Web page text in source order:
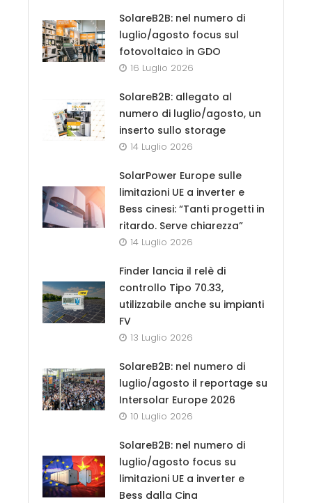
SolareB2B: nel numero di
luglio/agosto focus sul
fotovoltaico in GDO
16 Luglio 2026
SolareB2B: allegato al
numero di luglio/agosto, un
inserto sullo storage
14 Luglio 2026
SolarPower Europe sulle
limitazioni UE a inverter e
Bess cinesi: “Tanti progetti in
ritardo. Serve chiarezza”
14 Luglio 2026
Finder lancia il relè di
controllo Tipo 70.33,
utilizzabile anche su impianti
FV
13 Luglio 2026
SolareB2B: nel numero di
luglio/agosto il reportage su
Intersolar Europe 2026
10 Luglio 2026
SolareB2B: nel numero di
luglio/agosto focus su
limitazioni UE a inverter e
Bess dalla Cina